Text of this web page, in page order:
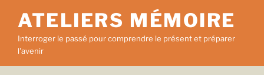
contenu
principal
ATELIERS MÉMOIRE
Interroger le passé pour comprendre le présent et préparer
l'avenir